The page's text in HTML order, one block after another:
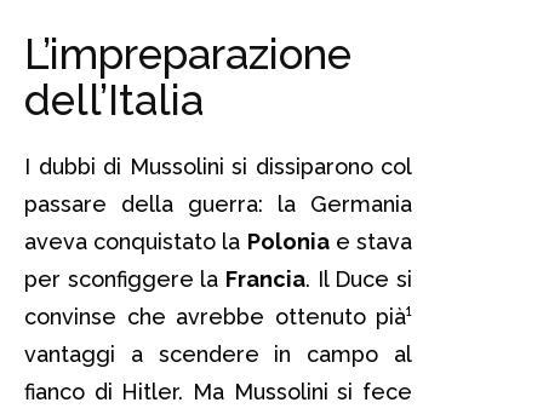
L’impreparazione
dell’Italia
I dubbi di Mussolini si dissiparono col
passare della guerra: la Germania
aveva conquistato la Poloniae stava
per sconfiggere la Francia. Il Duce si
convinse che avrebbe ottenuto pià¹
vantaggi a scendere in campo al
fianco di Hitler. Ma Mussolini si fece